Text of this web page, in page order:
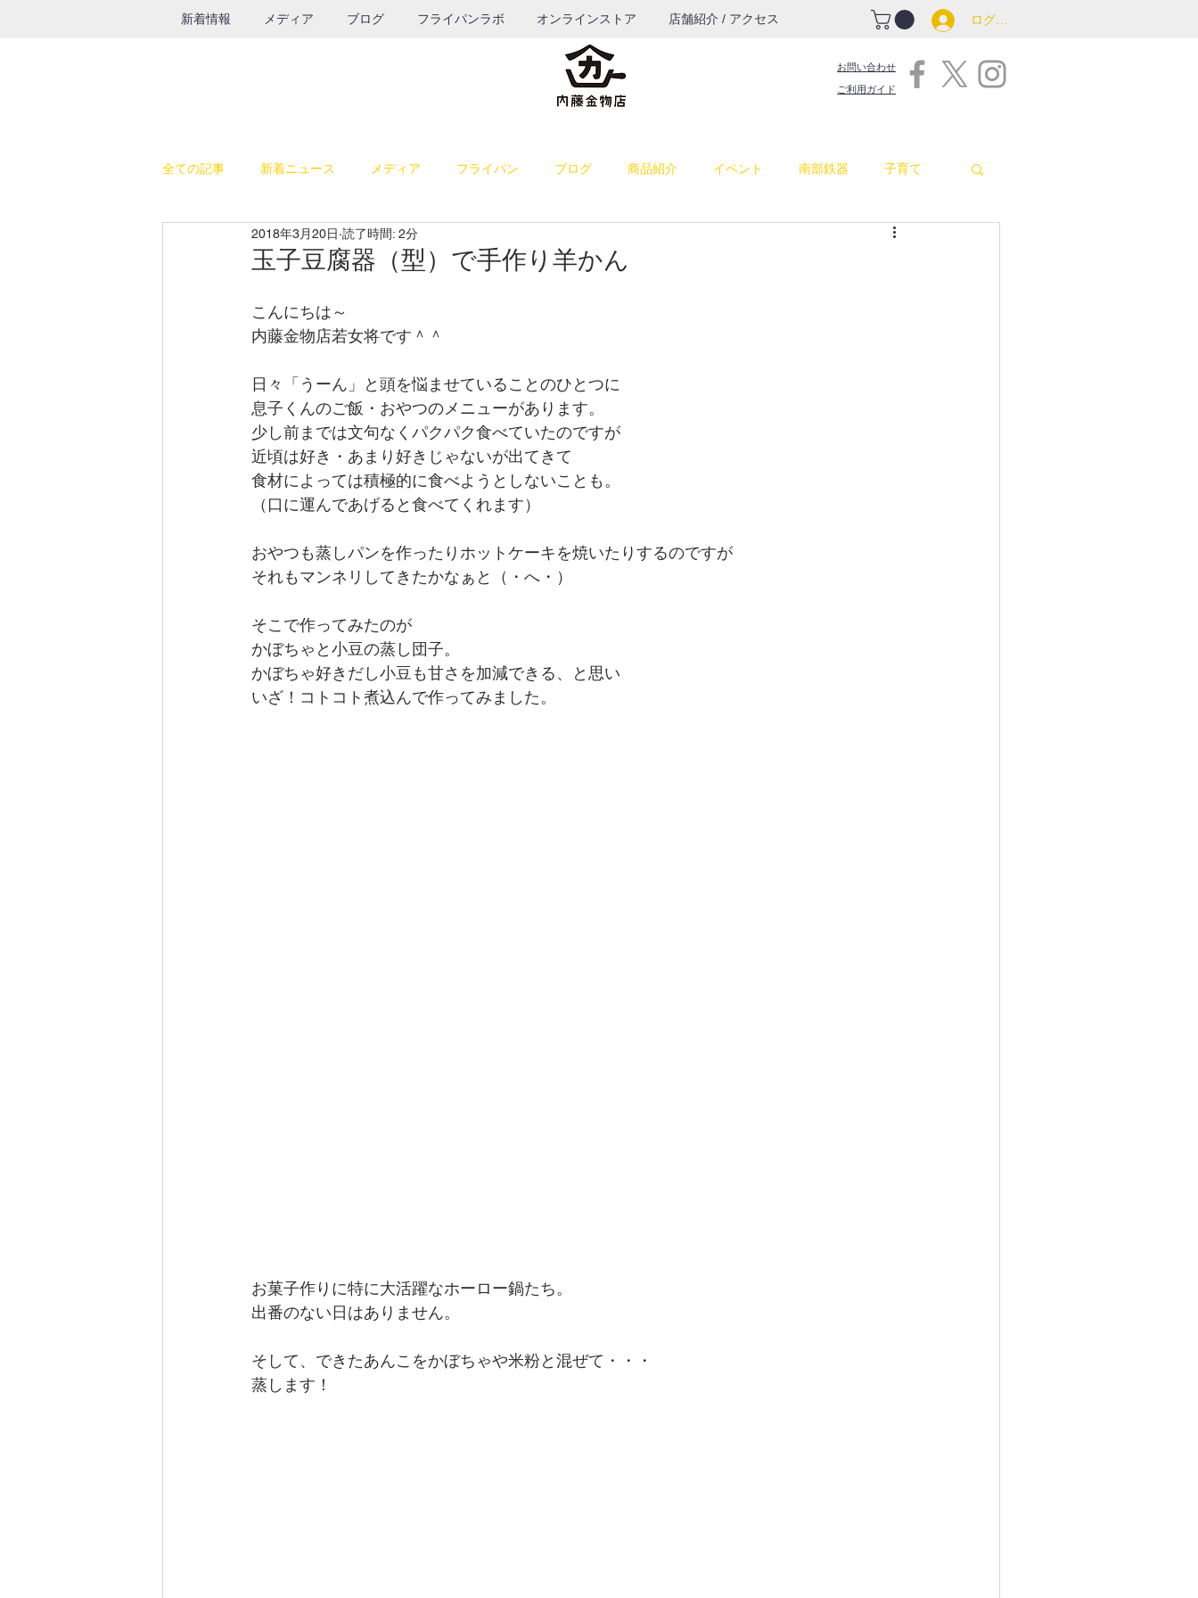
新着情報 メディア ブログ フライパンラボ オンラインストア 店舗紹介 / アクセス ログイン
お問い合わせ
ご利用ガイド
全ての記事 新着ニュース メディア フライパン ブログ 商品紹介 イベント 南部鉄器 子育て
休日の過ごし方 テレビ出演 吉原商店街情報
鉄瓶 グルメ
インスタライブ 給食器具 納品 若旦那の課外活動 出店
玉子豆腐器（型）で手作り羊かん
2018年3月20日 読了時間: 2分
こんにちは～
内藤金物店若女将です＾＾
日々「うーん」と頭を悩ませていることのひとつに
息子くんのご飯・おやつのメニューがあります。
少し前までは文句なくパクパク食べていたのですが
近頃は好き・あまり好きじゃないが出てきて
食材によっては積極的に食べようとしないことも。
（口に運んであげると食べてくれます）
おやつも蒸しパンを作ったりホットケーキを焼いたりするのですが
それもマンネリしてきたかなぁと（・へ・）
そこで作ってみたのが
かぼちゃと小豆の蒸し団子。
かぼちゃ好きだし小豆も甘さを加減できる、と思い
いざ！コトコト煮込んで作ってみました。
お菓子作りに特に大活躍なホーロー鍋たち。
出番のない日はありません。
そして、できたあんこをかぼちゃや米粉と混ぜて・・・
蒸します！